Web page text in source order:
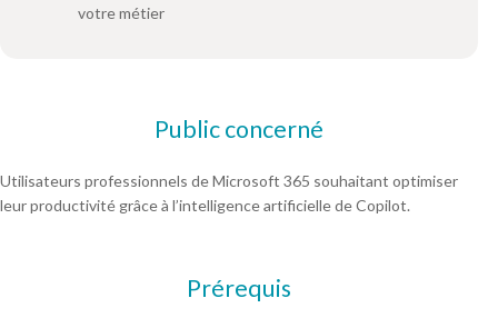
votre métier
Public concerné
Utilisateurs professionnels de Microsoft 365 souhaitant optimiser
leur productivité grâce à l’intelligence artificielle de Copilot.
Prérequis